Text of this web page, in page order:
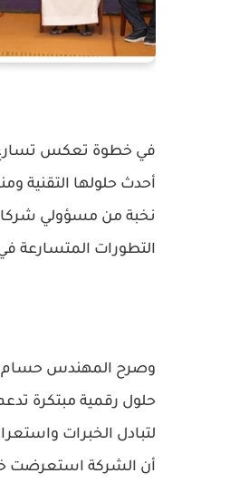
في خطوة تعكس تسارع
أحدث حلولها التقنية
نخبة من مسؤولي
التطورات المتسارعة
وصرح المهندس حسام
حلول رقمية مبتكرة
لتبادل الخبرات